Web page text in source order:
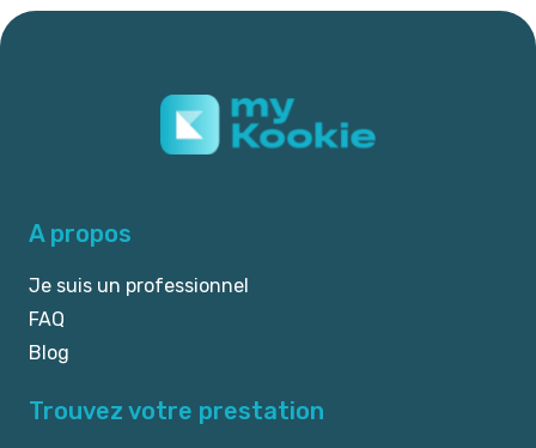
A propos
Je suis un professionnel
FAQ
Blog
Trouvez votre prestation